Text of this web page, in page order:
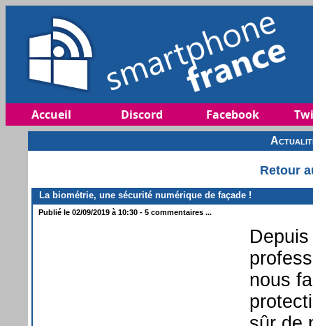
Accueil Discord Facebook
Retour
La biométrie, une sécurité numérique de façade !
Publié le 02/09/2019 à 10:30 - 5 commentaires ...
nous